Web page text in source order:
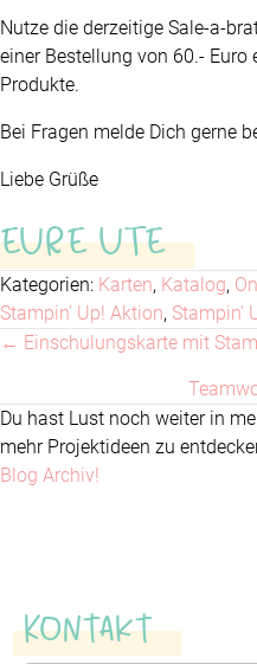
Nutze die derzeitige Sale-a-
einer Bestellung von 60.- Euro
Produkte.
Bei Fragen melde Dich gerne
Liebe Grüße
EURE UTE
Kategorien: Karten, Katalog,
Stampin' Up! Aktion, Stampin'
Posts
navigation
← Einschulungskarte mit
Du hast Lust noch weiter in
mehr Projektideen zu
Blog Archiv!
Kontakt